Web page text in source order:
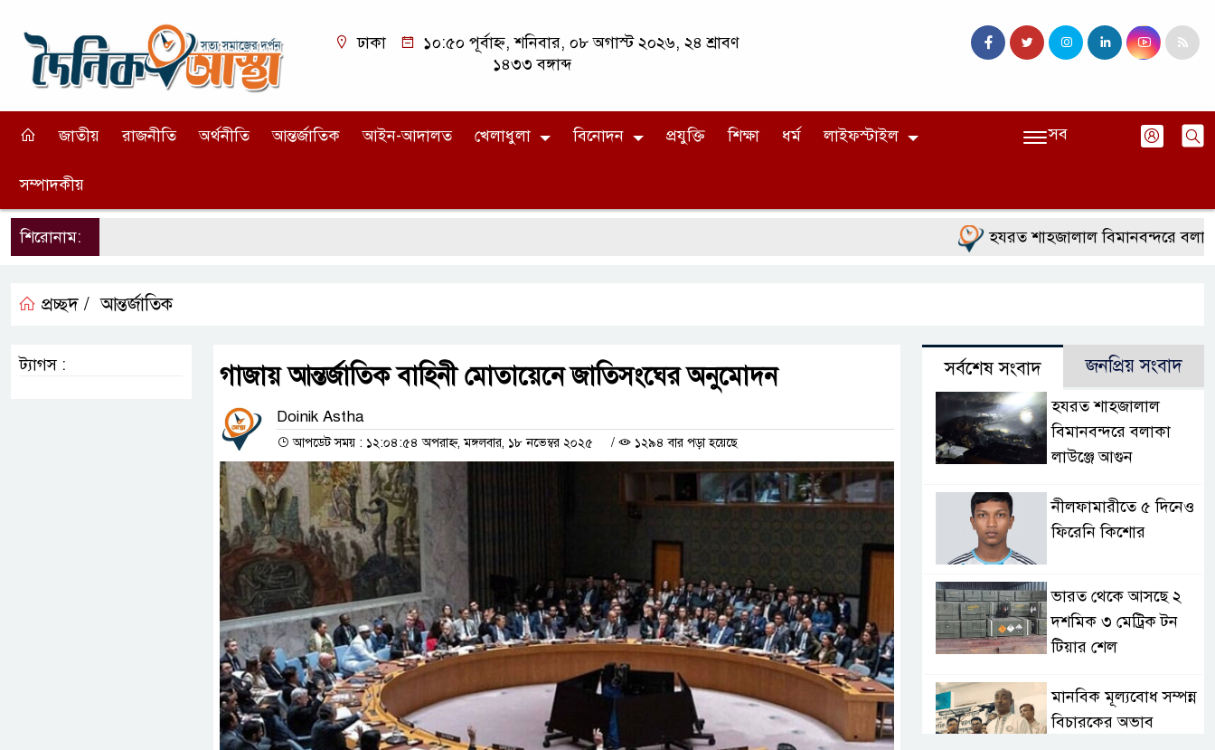
ঢাকা
১০:৫০ পূর্বাহ্ন, শনিবার, ০৮ অগাস্ট ২০২৬, ২৪ শ্রাবণ
১৪৩৩ বঙ্গাব্দ
জাতীয় রাজনীতি অর্থনীতি আন্তর্জাতিক আইন-আদালত খেলাধুলা বিনোদন প্রযুক্তি শিক্ষা ধর্ম লাইফস্টাইল
সম্পাদকীয়
সব
শিরোনাম: হযরত শাহজালাল বিমানবন্দরে বলাকা
প্রচ্ছদ / আন্তর্জাতিক
গাজায় আন্তর্জাতিক বাহিনী মোতায়েনে জাতিসংঘের অনুমোদন
Doinik Astha
আপডেট সময় : ১২:০৪:৫৪ অপরাহ্ন, মঙ্গলবার, ১৮ নভেম্বর ২০২৫ / ১২৯৪ বার পড়া হয়েছে
ট্যাগস : সর্বশেষ সংবাদ জনপ্রিয় সংবাদ
হযরত শাহজালাল
বিমানবন্দরে বলাকা
লাউঞ্জে আগুন
নীলফামারীতে ৫ দিনেও
ফিরেনি কিশোর
ভারত থেকে আসছে ২
দশমিক ৩ মেট্রিক টন
টিয়ার শেল
মানবিক মূল্যবোধ সম্পন্ন
বিচারকের অভাব